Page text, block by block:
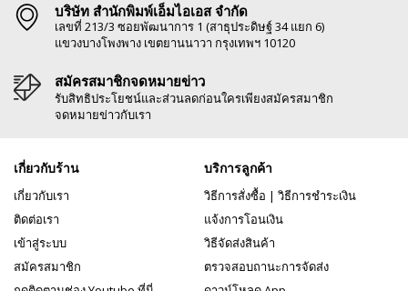
บริษัท สำนักพิมพ์เอ็มไอเอส จำกัด
เลขที่ 213/3 ซอยพัฒนาการ 1 (สาธุประดิษฐ์ 34 แยก 6)
แขวงบางโพงพาง เขตยานนาวา กรุงเทพฯ 10120
สมัครสมาชิกจดหมายข่าว
รับสิทธิประโยชน์และส่วนลดก่อนใครเพียงสมัครสมาชิก
จดหมายข่าวกับเรา
เกี่ยวกับร้าน
เกี่ยวกับเรา
ติดต่อเรา
เข้าสู่ระบบ
สมัครสมาชิก
บริการลูกค้า
วิธีการสั่งซื้อ | วิธีการชำระเงิน
แจ้งการโอนเงิน
วิธีจัดส่งสินค้า
ตรวจสอบถานะการจัดส่ง